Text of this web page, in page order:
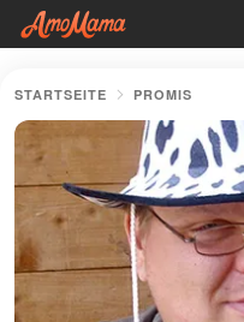
STARTSEITE PROMIS